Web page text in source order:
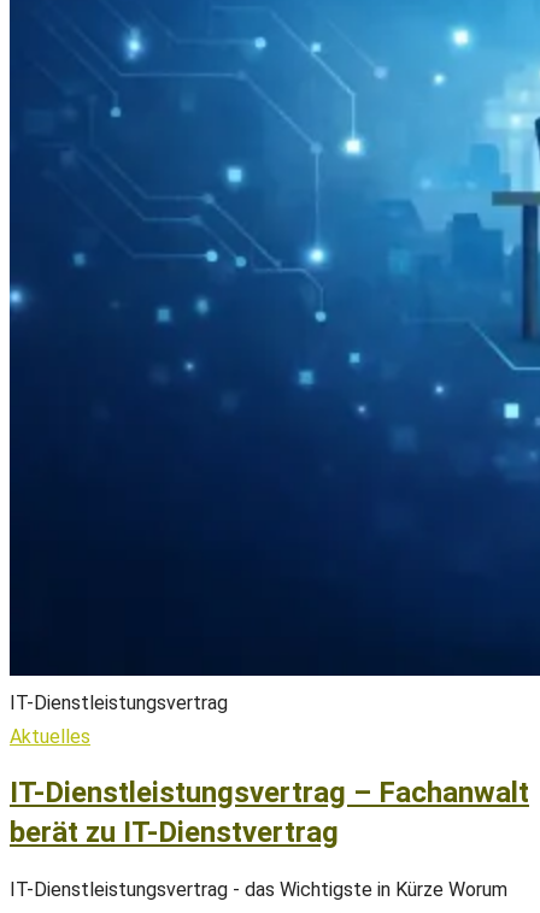
IT-Dienstleistungsvertrag
Aktuelles
IT-Dienstleistungsvertrag – Fachanwalt
berät zu IT-Dienstvertrag
IT-Dienstleistungsvertrag - das Wichtigste in Kürze Worum